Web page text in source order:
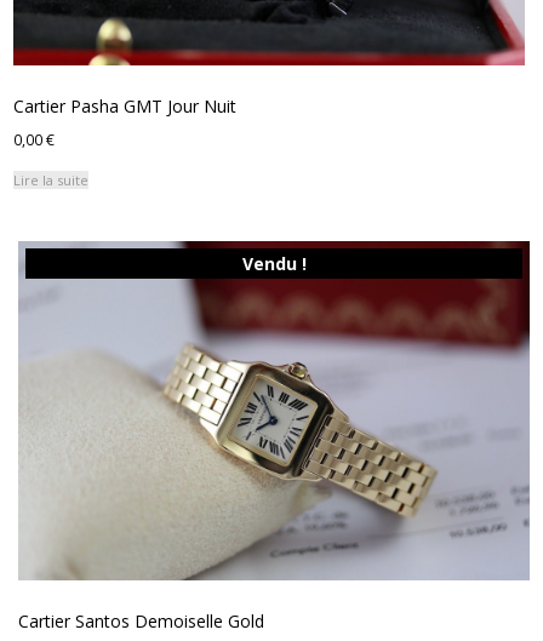
Cartier Pasha GMT Jour Nuit
0,00€
Lire la suite
Vendu !
Cartier Santos Demoiselle Gold